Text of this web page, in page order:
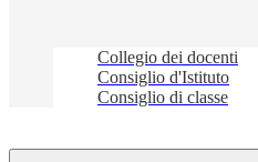
Collegio dei docenti
Consiglio d'Istituto
Consiglio di classe